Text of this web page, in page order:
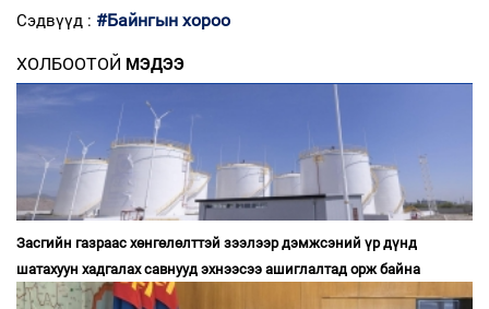
Сэдвүүд : #Байнгын хороо
ХОЛБООТОЙ МЭДЭЭ
Засгийн газраас хөнгөлөлттэй зээлээр дэмжсэний үр дүнд
шатахуун хадгалах савнууд эхнээсээ ашиглалтад орж байна